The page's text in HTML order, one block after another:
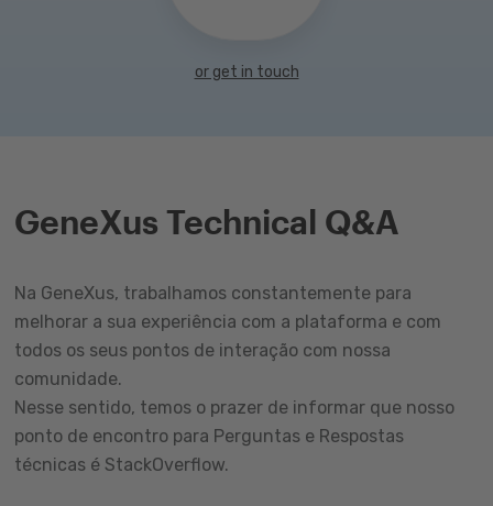
or get in touch
GeneXus Technical Q&A
Na GeneXus, trabalhamos constantemente para
melhorar a sua experiência com a plataforma e com
todos os seus pontos de interação com nossa
comunidade.
Nesse sentido, temos o prazer de informar que nosso
ponto de encontro para Perguntas e Respostas
técnicas é StackOverflow.